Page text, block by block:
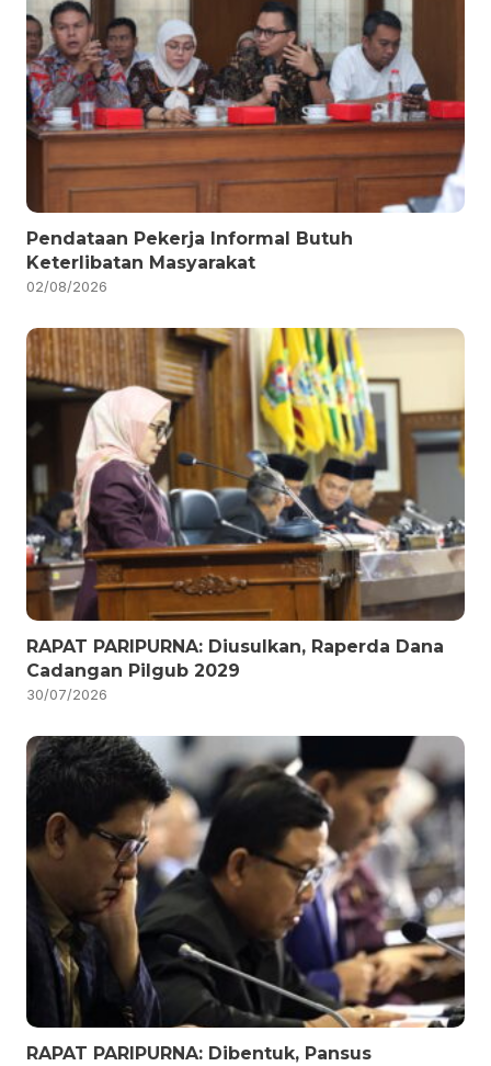
Pendataan Pekerja Informal Butuh
Keterlibatan Masyarakat
02/08/2026
RAPAT PARIPURNA: Diusulkan, Raperda Dana
Cadangan Pilgub 2029
30/07/2026
RAPAT PARIPURNA: Dibentuk, Pansus